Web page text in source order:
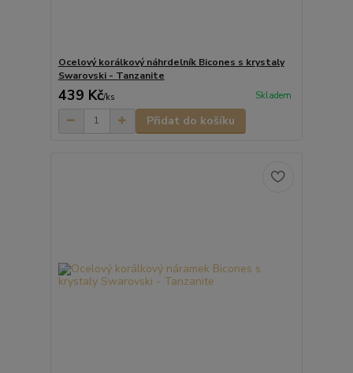
Ocelový korálkový náhrdelník Bicones s krystaly
Swarovski - Tanzanite
439 Kč/ks Skladem
Přidat do košíku